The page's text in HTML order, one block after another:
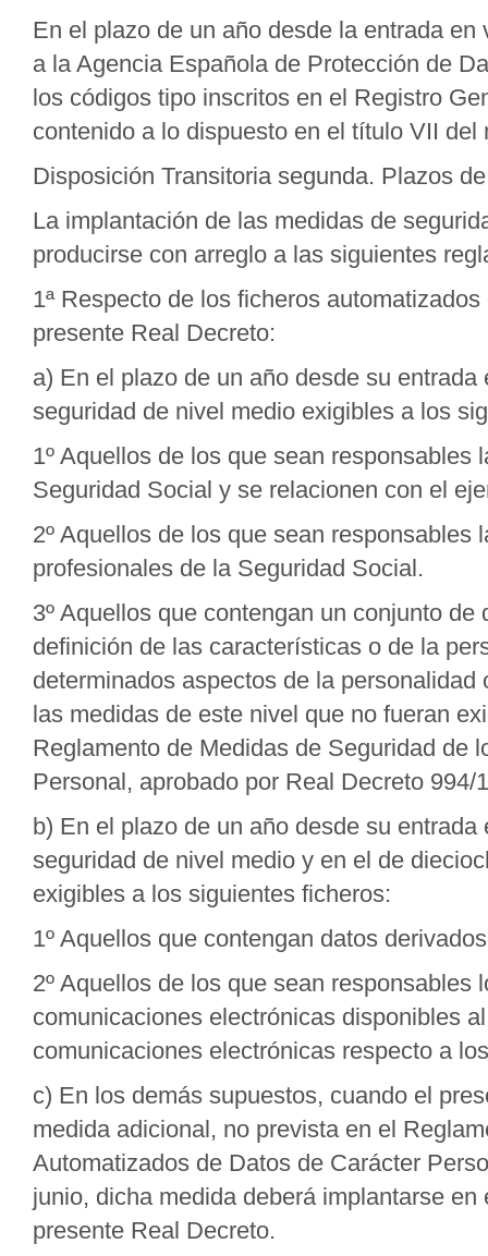
En el plazo de un año desde la entrada
a la Agencia Española de Protección de
los códigos tipo inscritos en el Registro
contenido a lo dispuesto en el título VII del
Disposición Transitoria segunda. Plazos
La implantación de las medidas de
producirse con arreglo a las siguientes
1ª Respecto de los ficheros
presente Real Decreto:
a) En el plazo de un año desde su
seguridad de nivel medio exigibles a los
1º Aquellos de los que sean
Seguridad Social y se relacionen con el
2º Aquellos de los que sean
profesionales de la Seguridad Social.
3º Aquellos que contengan un conjunto
definición de las características o de la
determinados aspectos de la
las medidas de este nivel que no fueran
Reglamento de Medidas de Seguridad de
Personal, aprobado por Real Decreto 994/
b) En el plazo de un año desde su
seguridad de nivel medio y en el de
exigibles a los siguientes ficheros:
1º Aquellos que contengan datos
2º Aquellos de los que sean
comunicaciones electrónicas disponibles
comunicaciones electrónicas respecto a
c) En los demás supuestos, cuando el
medida adicional, no prevista en el
Automatizados de Datos de Carácter
junio, dicha medida deberá implantarse
presente Real Decreto.